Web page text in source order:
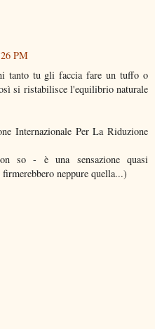
PM
tanto tu gli faccia fare un tuffo o
si ristabilisce l'equilibrio naturale
Internazionale Per La Riduzione
so - è una sensazione quasi
neppure quella...)